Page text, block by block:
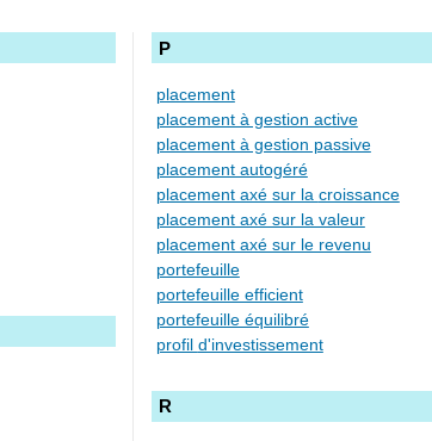
P
placement
placement à gestion active
placement à gestion passive
placement autogéré
placement axé sur la croissance
placement axé sur la valeur
placement axé sur le revenu
portefeuille
portefeuille efficient
portefeuille équilibré
profil d'investissement
R